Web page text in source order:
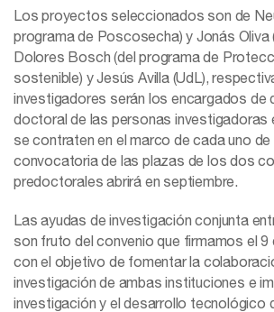
Los proyectos seleccionados son de
programa de Poscosecha) y Jonás Oliva
Dolores Bosch (del programa de
sostenible) y Jesús Avilla (UdL),
investigadores serán los encargados de
doctoral de las personas investigadoras
se contraten en el marco de cada uno
convocatoria de las plazas de los dos
predoctorales abrirá en septiembre.
Las ayudas de investigación conjunta
son fruto del convenio que firmamos el 9
con el objetivo de fomentar la
investigación de ambas instituciones e
investigación y el desarrollo tecnológico